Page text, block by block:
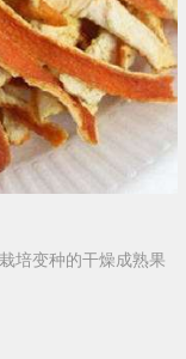
培变种的干燥成熟果